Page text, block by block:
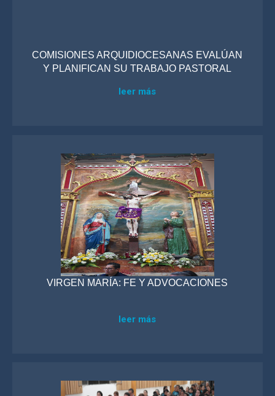
COMISIONES ARQUIDIOCESANAS EVALÚAN
Y PLANIFICAN SU TRABAJO PASTORAL
leer más
VIRGEN MARÍA: FE Y ADVOCACIONES
leer más